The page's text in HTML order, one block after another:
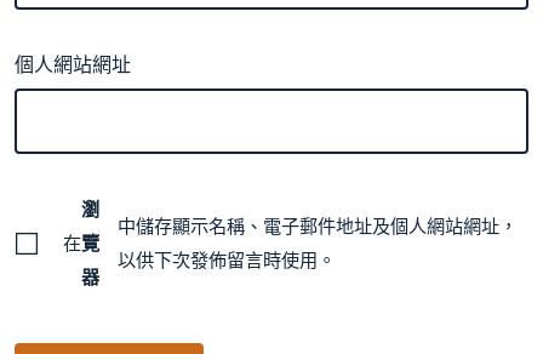
個人網站網址
在
瀏
覽
器
中儲存顯示名稱、電子郵件地址及個人網站網址，
以供下次發佈留言時使用。